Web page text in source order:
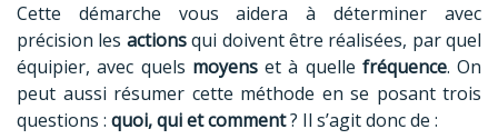
Cette démarche vous aidera à déterminer avec
précision les actionsqui doivent être réalisées, par quel
équipier, avec quels moyenset à quelle fréquence. On
peut aussi résumer cette méthode en se posant trois
questions : quoi, qui et comment? Il s’agit donc de :